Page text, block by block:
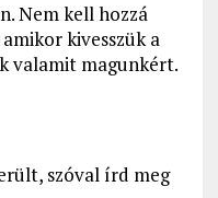
Nem kell hozzá
kivesszük a
valamit magunkért.
szóval írd meg